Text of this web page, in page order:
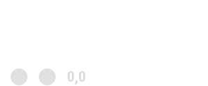
0,0